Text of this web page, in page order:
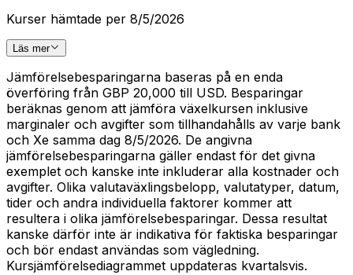
Kurser hämtade per 8/5/2026
Läs mer
Jämförelsebesparingarna baseras på en enda
överföring från GBP 20,000 till USD. Besparingar
beräknas genom att jämföra växelkursen inklusive
marginaler och avgifter som tillhandahålls av varje bank
och Xe samma dag 8/5/2026. De angivna
jämförelsebesparingarna gäller endast för det givna
exemplet och kanske inte inkluderar alla kostnader och
avgifter. Olika valutaväxlingsbelopp, valutatyper, datum,
tider och andra individuella faktorer kommer att
resultera i olika jämförelsebesparingar. Dessa resultat
kanske därför inte är indikativa för faktiska besparingar
och bör endast användas som vägledning.
Kursjämförelsediagrammet uppdateras kvartalsvis.